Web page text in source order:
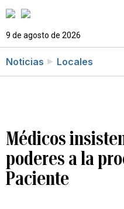
9 de agosto de 2026
Noticias Locales
Médicos
poderes a la
Paciente